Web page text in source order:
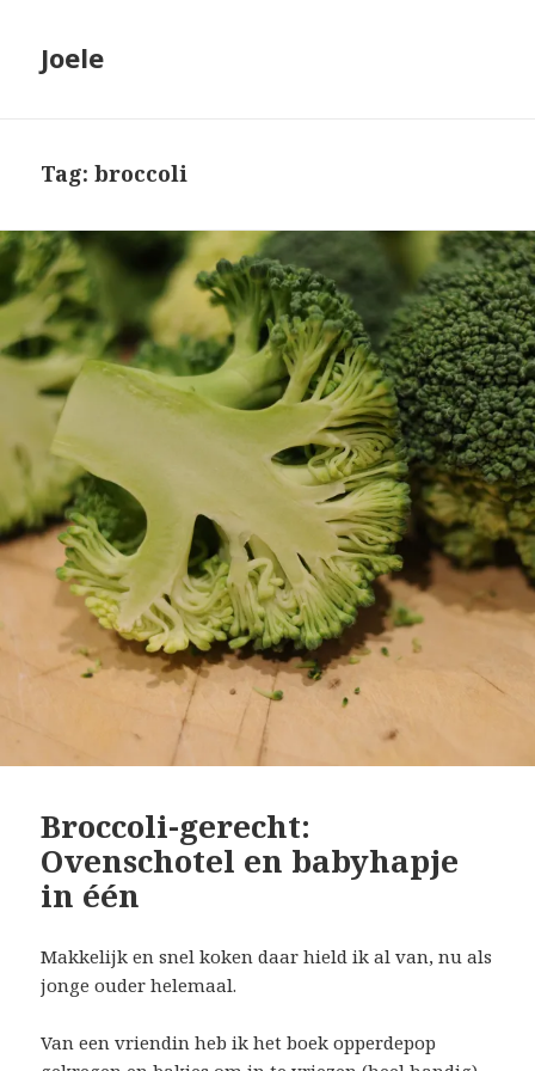
Joele
Tag: broccoli
Broccoli-gerecht:
Ovenschotel en babyhapje
in één
Makkelijk en snel koken daar hield ik al van, nu als
jonge ouder helemaal.
Van een vriendin heb ik het boek opperdepop